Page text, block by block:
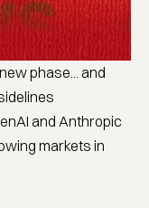
phase... and
and Anthropic
markets in